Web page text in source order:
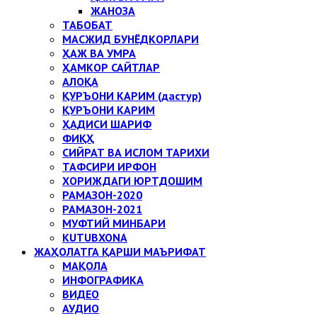
ЖАНОЗА
ТАБОБАТ
МАСЖИД БУНЁДКОРЛАРИ
ҲАЖ ВА УМРА
ҲАМКОР САЙТЛАР
АЛОҚА
ҚУРЪОНИ КАРИМ (дастур)
ҚУРЪОНИ КАРИМ
ҲАДИСИ ШАРИФ
ФИҚҲ
СИЙРАТ ВА ИСЛОМ ТАРИХИ
ТАФСИРИ ИРФОН
ХОРИЖДАГИ ЮРТДОШИМ
РАМАЗОН-2020
РАМАЗОН-2021
МУФТИЙ МИНБАРИ
KUTUBXONA
ЖАҲОЛАТГА ҚАРШИ МАЪРИФАТ
МАҚОЛА
ИНФОГРАФИКА
ВИДЕО
АУДИО